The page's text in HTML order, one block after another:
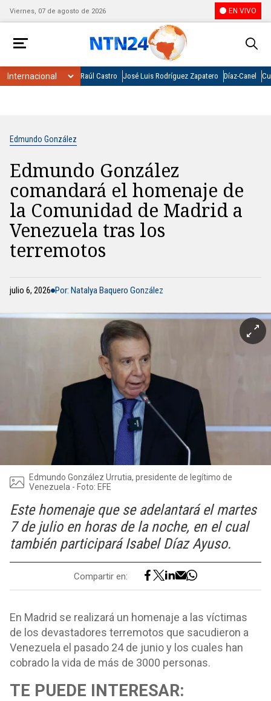
Viernes, 07 de agosto de 2026 EN VIVO
Raúl Castro José Luis Rodríguez Zapatero Díaz-Canel
Edmundo González
Edmundo González
comandará el homenaje de
la Comunidad de Madrid a
Venezuela tras los
terremotos
julio 6, 2026 Por: Natalya Baquero González
Edmundo González Urrutia, presidente de legítimo de
Venezuela - Foto: EFE
Este homenaje que se adelantará el martes
7 de julio en horas de la noche, en el cual
también participará Isabel Díaz Ayuso.
Compartir en:
En Madrid se realizará un homenaje a las víctimas
de los devastadores terremotos que sacudieron a
Venezuela el pasado 24 de junio y los cuales han
cobrado la vida de más de 3000 personas.
TE PUEDE INTERESAR: